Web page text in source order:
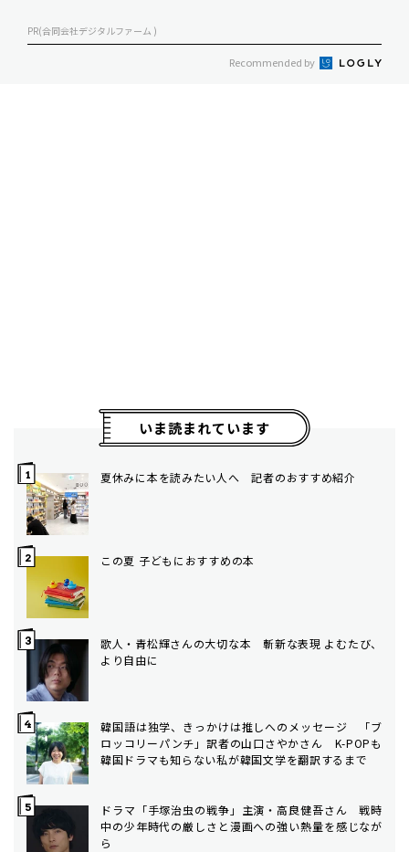
PR(合同会社デジタルファーム )
Recommended by
いま読まれています
夏休みに本を読みたい人へ 記者のおすすめ紹介
この夏 子どもにおすすめの本
歌人・青松輝さんの大切な本 斬新な表現 よむたび、
より自由に
韓国語は独学、きっかけは推しへのメッセージ 「ブ
ロッコリーパンチ」訳者の山口さやかさん K-POPも
韓国ドラマも知らない私が韓国文学を翻訳するまで
ドラマ「手塚治虫の戦争」主演・高良健吾さん 戦時
中の少年時代の厳しさと漫画への強い熱量を感じなが
ら